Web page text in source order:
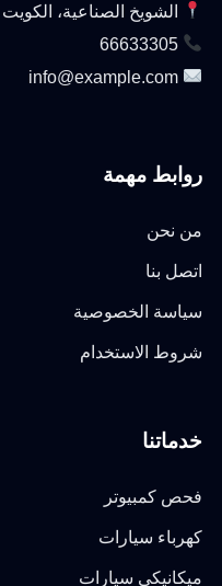
الشويخ الصناعية، الكويت
66633305
info@example.com
روابط مهمة
من نحن
اتصل بنا
سياسة الخصوصية
شروط الاستخدام
خدماتنا
فحص كمبيوتر
كهرباء سيارات
ميكانيكي سيارات